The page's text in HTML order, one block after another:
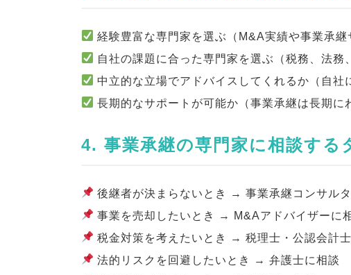
経験豊富な専門家を選ぶ（M&A実績や事業承継
自社の課題に合った専門家を選ぶ（税務、法務
中立的な立場でアドバイスしてくれるか（自社
長期的なサポートが可能か（事業承継は長期に
4. 事業承継の専門家に相談する
後継者が決まらないとき → 事業承継コンサル
事業を売却したいとき → M&Aアドバイザーに
税金対策を考えたいとき → 税理士・公認会計
法的リスクを回避したいとき → 弁護士に相談